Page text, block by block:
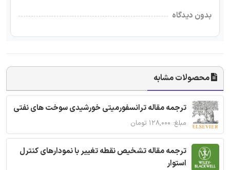
بدون دیدگاه
محصولات مشابه
ترجمه مقاله ترانسفورمیتی خورشیدی سوخت های نفتی
مبلغ: ۱۲۸,۰۰۰ تومان
ترجمه مقاله تشخیص نقطه تغییر با نمودارهای کنترل
استوار